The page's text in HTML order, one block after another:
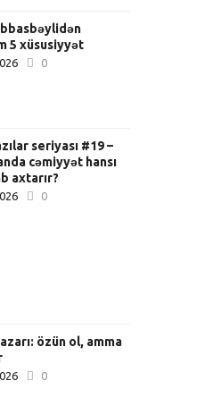
5 xüsusiyyət
0
seriyası #19 –
cəmiyyət hansı
axtarır?
0
özün ol, amma
0